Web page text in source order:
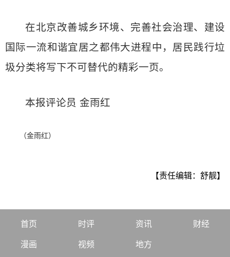
在北京改善城乡环境、完善社会治理、建设
国际一流和谐宜居之都伟大进程中，居民践行垃
圾分类将写下不可替代的精彩一页。
本报评论员 金雨红
（金雨红）
【责任编辑：舒靓】
首页 时评 资讯 财经
漫画 视频 地方